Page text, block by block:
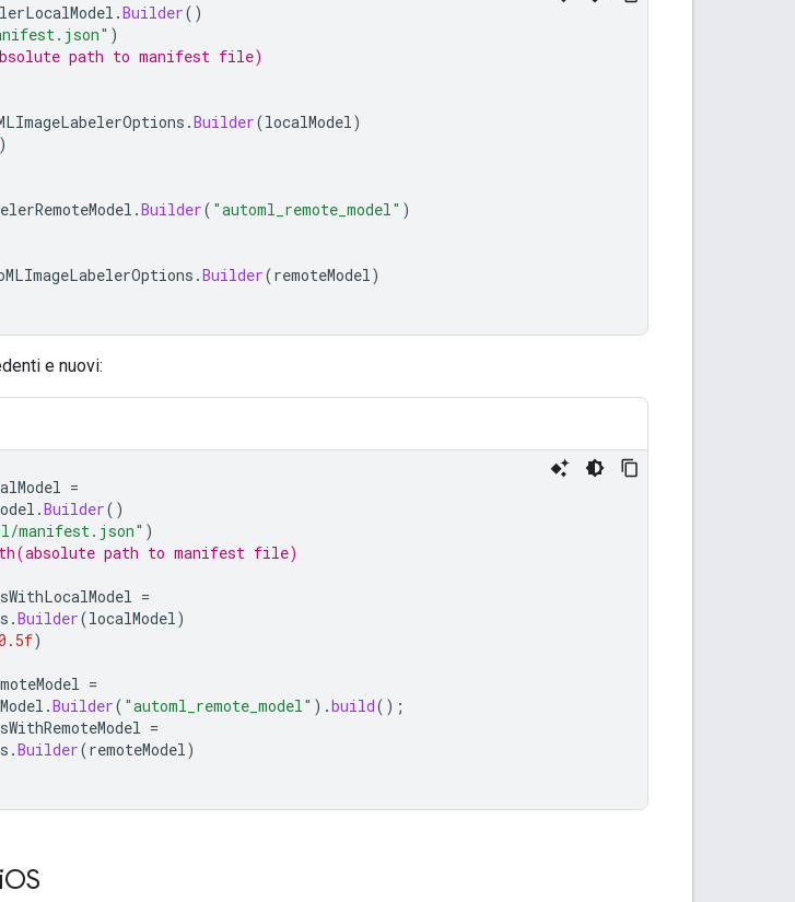
.Builder()
)
path to manifest file)
.Builder(localModel)
)
.Builder( "automl_remote_model" )
.Builder(remoteModel)
e nuovi:
=
.Builder()
manifest.json" )
path to manifest file)
=
.Builder(localModel)
)
=
.Builder( "automl_remote_model" ).build();
=
.Builder(remoteModel)
OS